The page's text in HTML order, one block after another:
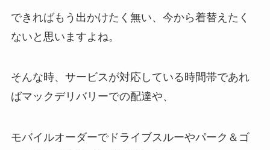
できればもう出かけたく無い、今から着替えたく
ないと思いますよね。
そんな時、サービスが対応している時間帯であれ
ばマックデリバリーでの配達や、
モバイルオーダーでドライブスルーやパーク＆ゴ